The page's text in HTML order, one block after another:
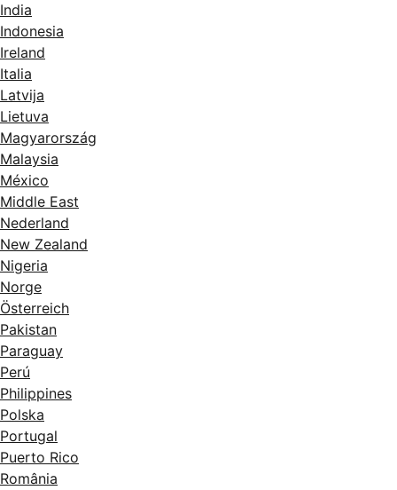
India
Indonesia
Ireland
Italia
Latvija
Lietuva
Magyarország
Malaysia
México
Middle East
Nederland
New Zealand
Nigeria
Norge
Österreich
Pakistan
Paraguay
Perú
Philippines
Polska
Portugal
Puerto Rico
România